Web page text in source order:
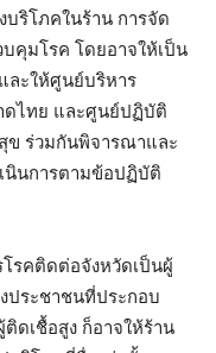
บริโภคในร้าน การจัด
คุมโรค โดยอาจให้เป็น
ละให้ศูนย์บริหาร
ดไทย และศูนย์ปฏิบัติ
ข ร่วมกันพิจารณาและ
นินการตามข้อปฏิบัติ
โรคติดต่อจังหวัดเป็นผู้
ประชาชนที่ประกอบ
ดเชื้อสูง ก็อาจให้ร้าน